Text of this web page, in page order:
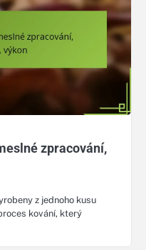
zpracování,
z jednoho kusu
kování, který